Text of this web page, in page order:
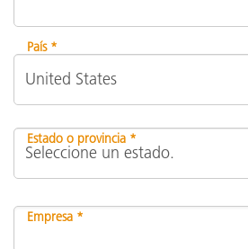
País *
Estado o provincia *
Empresa *